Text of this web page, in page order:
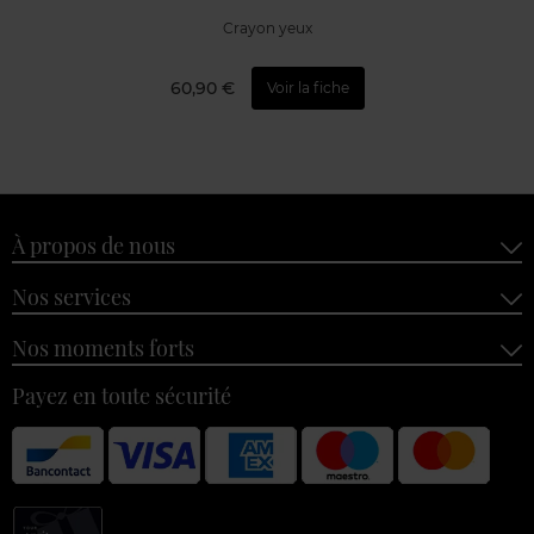
Crayon yeux
60,90 € Voir la fiche
À propos de nous
Nos services
Nos moments forts
Payez en toute sécurité